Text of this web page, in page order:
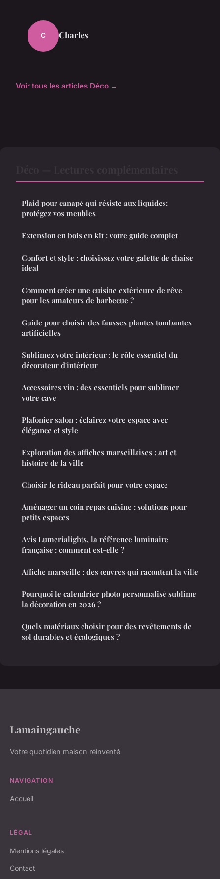
C Charles
Voir tous les articles Déco →
Plaid pour canapé qui résiste aux liquides:
protégez vos meubles
Extension en bois en kit : votre guide complet
Confort et style : choisissez votre galette de chaise
ideal
Comment créer une cuisine extérieure de rêve
pour les amateurs de barbecue ?
Guide pour choisir des fausses plantes tombantes
artificielles
Sublimez votre intérieur : le rôle essentiel du
décorateur d'intérieur
Accessoires vin : des essentiels pour sublimer
votre cave
Plafonier salon : éclairez votre espace avec
élégance et style
Exploration des affiches marseillaises : art et
histoire de la ville
Choisir le rideau parfait pour votre espace
Aménager un coin repas cuisine : solutions pour
petits espaces
Avis Lumerialights, la référence luminaire
française : comment est-elle ?
Affiche marseille : des œuvres qui racontent la ville
Pourquoi le calendrier photo personnalisé sublime
la décoration en 2026 ?
Quels matériaux choisir pour des revêtements de
sol durables et écologiques ?
Lamaingauche
Votre quotidien maison réinventé
NAVIGATION
Accueil
LÉGAL
Mentions légales
Contact